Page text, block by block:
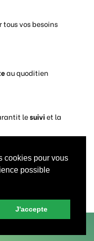
cookies pour vous
possible
J'accepte
tous vos besoins
au quoditien
lesuiviet la
ouvertes 24h/24